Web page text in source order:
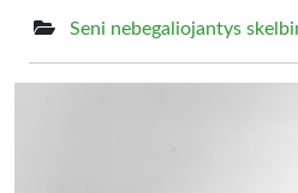
Seni nebegaliojantys